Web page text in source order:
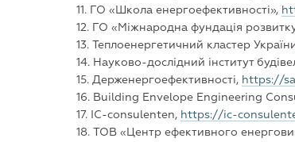
11. ГО «Школа енергоефективності»,
12. ГО «Міжнародна фундація
13. Теплоенергетичний кластер
14. Науково-дослідний інститут
15. Держенергоефективності, https://
16. Building Envelope Engineering
17. IC-consulenten, https://ic-
18. ТОВ «Центр ефективного